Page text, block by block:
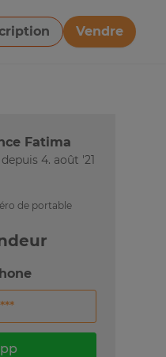
Vendre
Fatima
4. août '21
de portable